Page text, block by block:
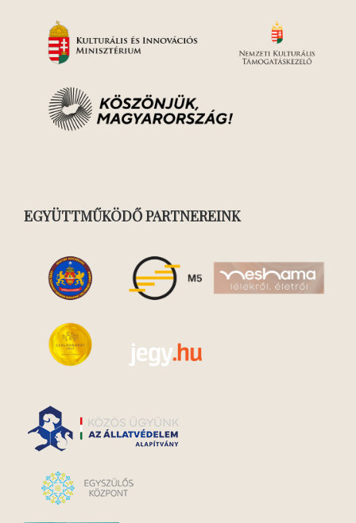
EGYÜTTMŰKÖDŐ PARTNEREINK